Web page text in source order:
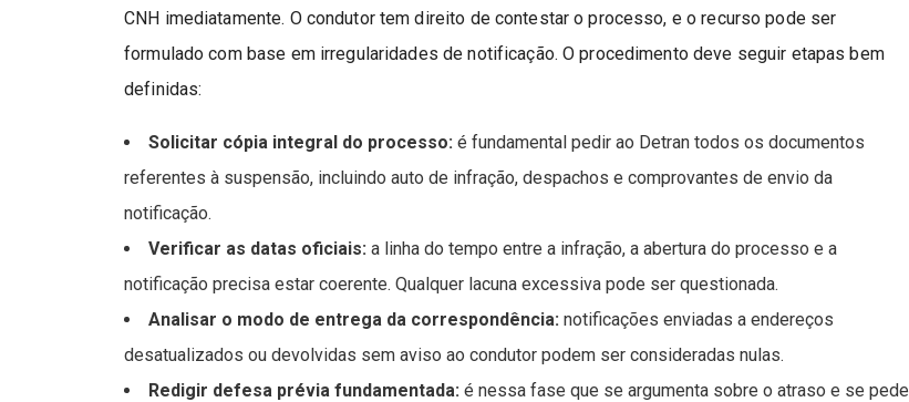
CNH imediatamente. O condutor tem direito de contestar o processo, e o recurso pode ser
formulado com base em irregularidades de notificação. O procedimento deve seguir etapas bem
definidas:
Solicitar cópia integral do processo: é fundamental pedir ao Detran todos os documentos
referentes à suspensão, incluindo auto de infração, despachos e comprovantes de envio da
notificação.
Verificar as datas oficiais: a linha do tempo entre a infração, a abertura do processo e a
notificação precisa estar coerente. Qualquer lacuna excessiva pode ser questionada.
Analisar o modo de entrega da correspondência: notificações enviadas a endereços
desatualizados ou devolvidas sem aviso ao condutor podem ser consideradas nulas.
Redigir defesa prévia fundamentada: é nessa fase que se argumenta sobre o atraso e se pede